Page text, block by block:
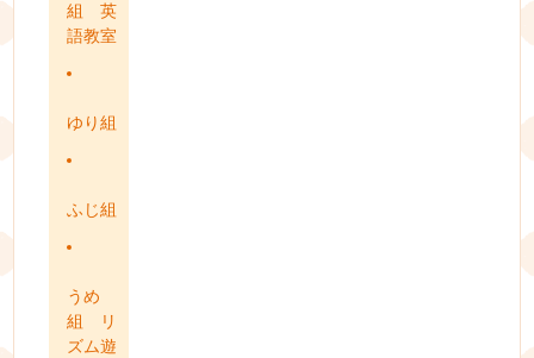
組 英
語教室
ゆり組
ふじ組
うめ
組 リ
ズム遊